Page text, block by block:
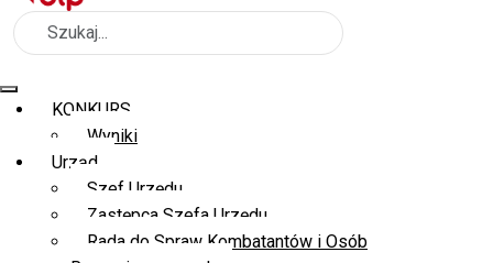
Szukaj
KONKURS
Wyniki
Urząd
Szef Urzędu
Zastępca Szefa Urzędu
Rada do Spraw Kombatantów i Osób